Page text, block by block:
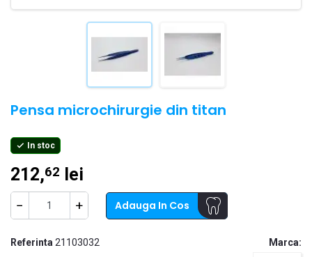
Pensa microchirurgie din titan
 In stoc
212,62 lei
− + Adauga In Cos
Marca:
Referinta 21103032